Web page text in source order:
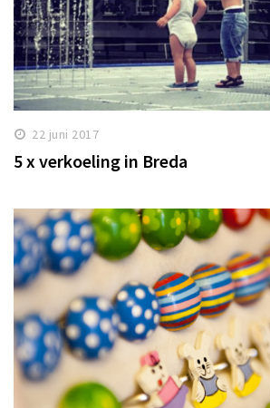
22 juni 2017
5 x verkoeling in Breda